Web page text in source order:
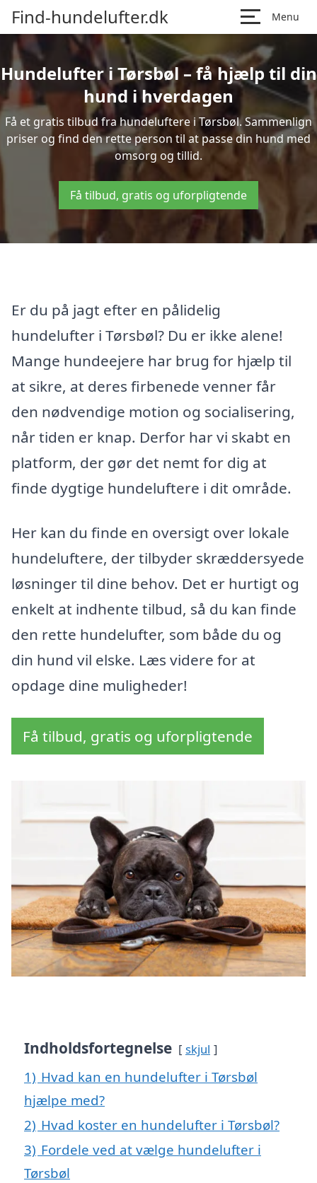
Find-hundelufter.dk Menu
Hundelufter i Tørsbøl – få hjælp til din
hund i hverdagen
Få et gratis tilbud fra hundeluftere i Tørsbøl. Sammenlign
priser og find den rette person til at passe din hund med
omsorg og tillid.
Få tilbud, gratis og uforpligtende
Er du på jagt efter en pålidelig
hundelufter i Tørsbøl? Du er ikke alene!
Mange hundeejere har brug for hjælp til
at sikre, at deres firbenede venner får
den nødvendige motion og socialisering,
når tiden er knap. Derfor har vi skabt en
platform, der gør det nemt for dig at
finde dygtige hundeluftere i dit område.
Her kan du finde en oversigt over lokale
hundeluftere, der tilbyder skræddersyede
løsninger til dine behov. Det er hurtigt og
enkelt at indhente tilbud, så du kan finde
den rette hundelufter, som både du og
din hund vil elske. Læs videre for at
opdage dine muligheder!
Få tilbud, gratis og uforpligtende
Indholdsfortegnelse skjul
1) Hvad kan en hundelufter i Tørsbøl
hjælpe med?
2) Hvad koster en hundelufter i Tørsbøl?
3) Fordele ved at vælge hundelufter i
Tørsbøl